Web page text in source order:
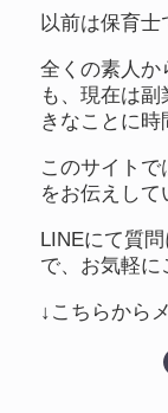
以前は保育士
全くの素人か
も、現在は
きなことに時
このサイトで
をお伝えして
LINEにて質
で、お気軽に
↓こちらから